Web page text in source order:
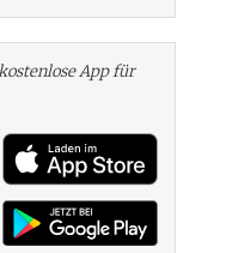
App für